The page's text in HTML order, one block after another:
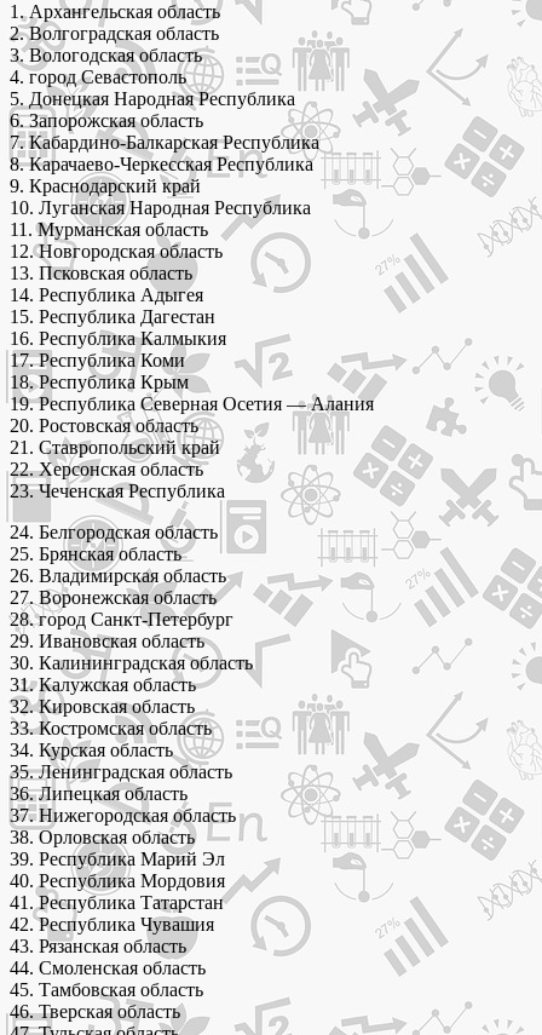
1. Архангельская область
2. Волгоградская область
3. Вологодская область
4. город Севастополь
5. Донецкая Народная Республика
6. Запорожская область
7. Кабардино-Балкарская Республика
8. Карачаево-Черкесская Республика
9. Краснодарский край
10. Луганская Народная Республика
11. Мурманская область
12. Новгородская область
13. Псковская область
14. Республика Адыгея
15. Республика Дагестан
16. Республика Калмыкия
17. Республика Коми
18. Республика Крым
19. Республика Северная Осетия — Алания
20. Ростовская область
21. Ставропольский край
22. Херсонская область
23. Чеченская Республика
24. Белгородская область
25. Брянская область
26. Владимирская область
27. Воронежская область
28. город Санкт-Петербург
29. Ивановская область
30. Калининградская область
31. Калужская область
32. Кировская область
33. Костромская область
34. Курская область
35. Ленинградская область
36. Липецкая область
37. Нижегородская область
38. Орловская область
39. Республика Марий Эл
40. Республика Мордовия
41. Республика Татарстан
42. Республика Чувашия
43. Рязанская область
44. Смоленская область
45. Тамбовская область
46. Тверская область